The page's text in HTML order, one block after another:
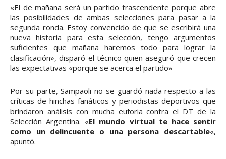
«El de mañana será un partido trascendente porque abre
las posibilidades de ambas selecciones para pasar a la
segunda ronda. Estoy convencido de que se escribirá una
nueva historia para esta selección, tengo argumentos
suficientes que mañana haremos todo para lograr la
clasificación», disparó el técnico quien aseguró que crecen
las expectativas «porque se acerca el partido»
Por su parte, Sampaoli no se guardó nada respecto a las
críticas de hinchas fanáticos y periodistas deportivos que
brindaron análisis con mucha euforia contra el DT de la
Selección Argentina. «El mundo virtual te hace sentir
como un delincuente o una persona descartable«,
apuntó.